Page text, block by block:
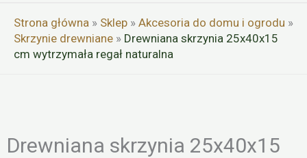
Strona główna » Sklep » Akcesoria do domu i ogrodu »
Skrzynie drewniane » Drewniana skrzynia 25x40x15
cm wytrzymała regał naturalna
Drewniana skrzynia 25x40x15